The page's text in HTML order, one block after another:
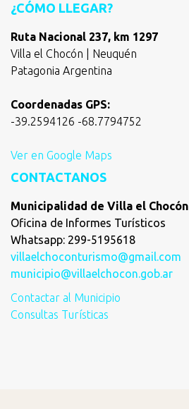
¿CÓMO LLEGAR?
Ruta Nacional 237, km 1297
Villa el Chocón | Neuquén
Patagonia Argentina
Coordenadas GPS:
-39.2594126 -68.7794752
Ver en Google Maps
CONTACTANOS
Municipalidad de Villa el Chocón
Oficina de Informes Turísticos
Whatsapp: 299-5195618
villaelchoconturismo@gmail.com
municipio@villaelchocon.gob.ar
Contactar al Municipio
Consultas Turísticas